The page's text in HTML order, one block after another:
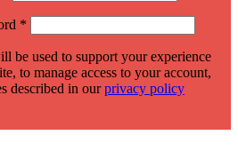
*
be used to support your experience
to manage access to your account,
described in ourprivacy policy